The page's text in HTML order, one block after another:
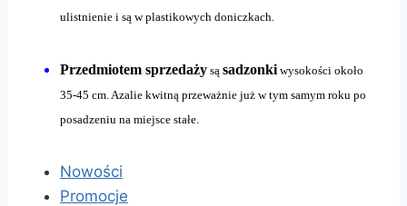
ulistnienie i są w plastikowych doniczkach.
Przedmiotem sprzedaży są sadzonki wysokości około
35-45 cm. Azalie kwitną przeważnie już w tym samym roku po
posadzeniu na miejsce stałe.
Nowości
Promocje